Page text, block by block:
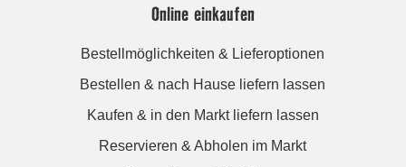
Online einkaufen
Bestellmöglichkeiten & Lieferoptionen
Bestellen & nach Hause liefern lassen
Kaufen & in den Markt liefern lassen
Reservieren & Abholen im Markt